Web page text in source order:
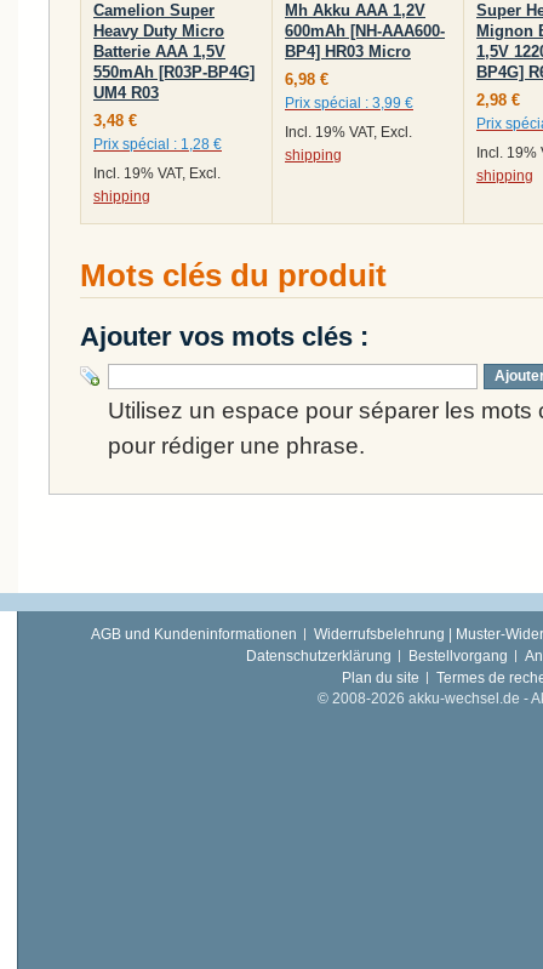
Camelion Super
Heavy Duty Micro
Batterie AAA 1,5V
550mAh [R03P-BP4G]
UM4 R03
3,48 €
Prix spécial : 1,28 €
Incl. 19% VAT, Excl.
shipping
Mh Akku AAA 1,2V
600mAh [NH-AAA600-
BP4] HR03 Micro
6,98 €
Prix spécial : 3,99 €
Incl. 19% VAT, Excl.
shipping
Super
Mignon
1,5V
BP4G]
2,98 €
Prix
Incl. 19%
shipping
Mots clés du produit
Ajouter vos mots clés :
Utilisez un espace pour séparer les mots
pour rédiger une phrase.
AGB und Kundeninformationen
Widerrufsbelehrung | Muster-
Datenschutzerklärung
Bestellvorgang
Plan du site
Termes de
© 2008-2026 akku-wechsel.de -